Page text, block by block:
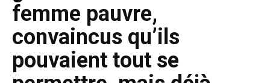
femme pauvre,
convaincus qu’ils
pouvaient tout se